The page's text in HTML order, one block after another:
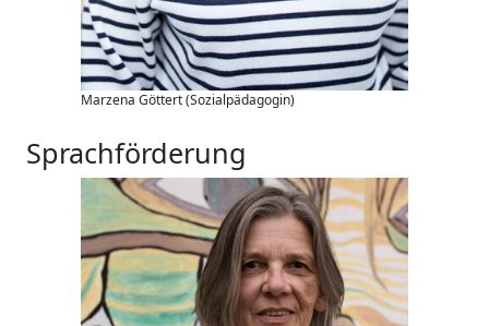
Marzena Göttert (Sozialpädagogin)
Sprachförderung